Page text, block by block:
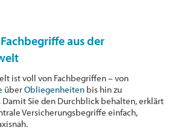
aus der
ist voll von Fachbegriffen – von
überObliegenheiten bis hin zu
. Damit Sie den Durchblick behalten, erklärt
Versicherungsbegriffe einfach,